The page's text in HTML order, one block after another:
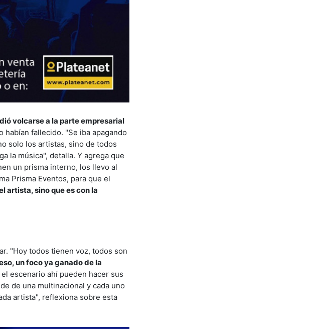
volcarse a la parte empresarial
habían fallecido. "Se iba apagando
solo los artistas, sino de todos
la música", detalla. Y agrega que
un prisma interno, los llevo al
Prisma Eventos, para que el
artista, sino que es con la
"Hoy todos tienen voz, todos son
un foco ya ganado de la
escenario ahí pueden hacer sus
de una multinacional y cada uno
artista", reflexiona sobre esta